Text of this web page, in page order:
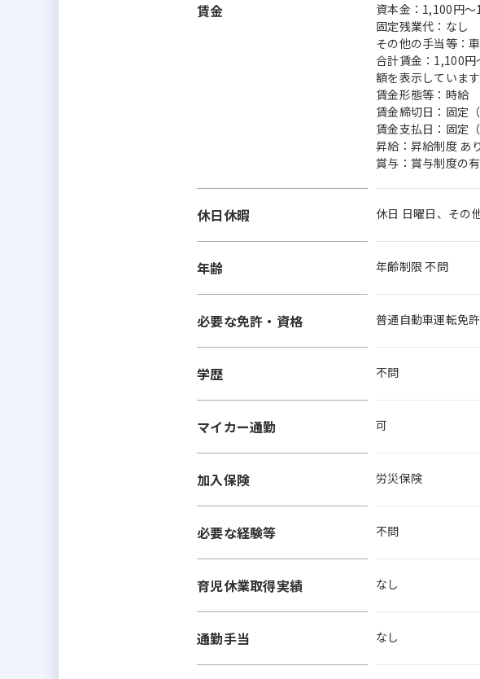
賃金
資本金：1,100円〜
固定残業代：なし
その他の手当等：
合計賃金：1,100
額を表示しています
賃金形態等：時給
賃金締切日：固定
賃金支払日：固定
昇給：昇給制度 あ
賞与：賞与制度の
休日休暇 休日 日曜日、その
年齢 年齢制限 不問
必要な免許・資格 普通自動車運転免
学歴 不問
マイカー通勤 可
加入保険 労災保険
必要な経験等 不問
育児休業取得実績 なし
通勤手当 なし